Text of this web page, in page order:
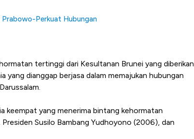
Prabowo-Perkuat Hubungan
tertinggi dari Kesultanan Brunei yang diberikan
yang dianggap berjasa dalam memajukan hubungan
keempat yang menerima bintang kehormatan
Susilo Bambang Yudhoyono (2006), dan